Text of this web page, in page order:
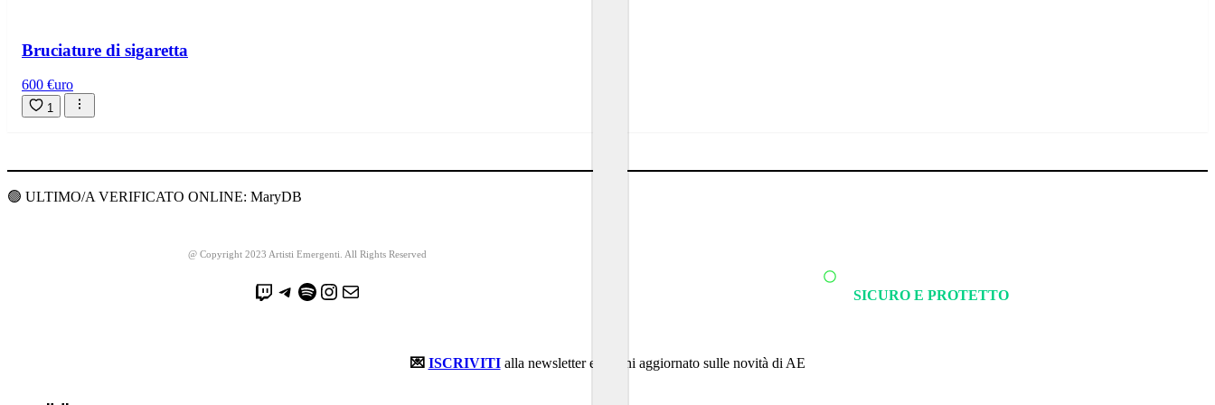
Bruciature di sigaretta
600 €uro
1
🟢 ULTIMO/A VERIFICATO ONLINE: MaryDB
@ Copyright 2023 Artisti Emergenti. All Rights Reserved
Twitch Telegram Spotify Instagram Email SICURO E PROTETTO
💌 ISCRIVITIalla newsletter e rimani aggiornato sulle novità di AE